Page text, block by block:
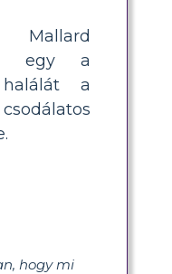
Mallard
egy a
a
hogy mi